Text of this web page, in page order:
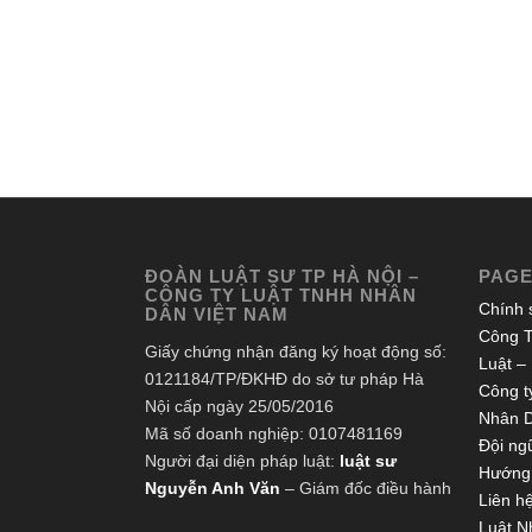
ĐOÀN LUẬT SƯ TP HÀ NỘI –
CÔNG TY LUẬT TNHH NHÂN
DÂN VIỆT NAM
Giấy chứng nhận đăng ký hoạt động số:
0121184/TP/ĐKHĐ do sở tư pháp Hà
Nội cấp ngày 25/05/2016
Mã số doanh nghiệp: 0107481169
Người đại diện pháp luật: luật sư
Nguyễn Anh Văn – Giám đốc điều hành
Chính
Công
Luật –
Công
Nhân
Đội
Liên
Luật